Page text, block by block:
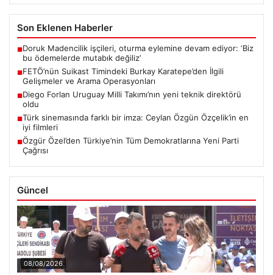
Son Eklenen Haberler
■Doruk Madencilik işçileri, oturma eylemine devam ediyor: ‘Biz
bu ödemelerde mutabık değiliz’
■FETÖ’nün Suikast Timindeki Burkay Karatepe’den İlgili
Gelişmeler ve Arama Operasyonları
■Diego Forlan Uruguay Milli Takımı’nın yeni teknik direktörü
oldu
■Türk sinemasında farklı bir imza: Ceylan Özgün Özçelik’in en
iyi filmleri
■Özgür Özel’den Türkiye’nin Tüm Demokratlarına Yeni Parti
Çağrısı
Güncel
08/08/2026